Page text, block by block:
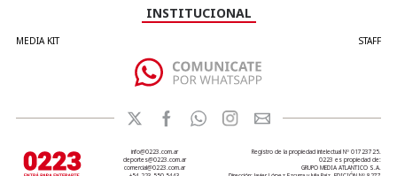
INSTITUCIONAL
MEDIA KIT STAFF
info@0223.com.ar
deportes@0223.com.ar
comercial@0223.com.ar
Registro de la propiedad intelectual Nº 01723725.
0223 es propiedad de:
GRUPO MEDIA ATLANTICO S.A.